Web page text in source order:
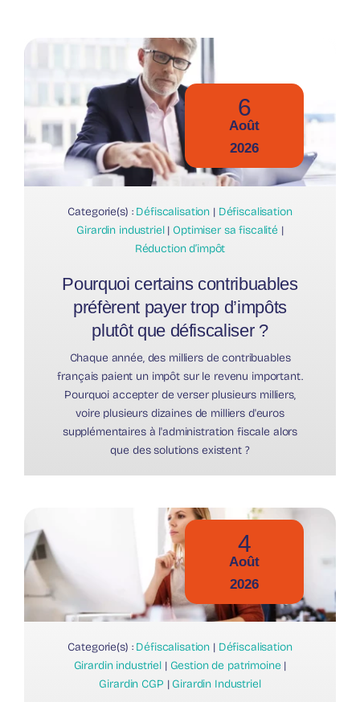
6
Août
2026
Categorie(s) : Défiscalisation | Défiscalisation
Girardin industriel| Optimiser sa fiscalité |
Réduction d’impôt
Pourquoi certains contribuables
préfèrent payer trop d’impôts
plutôt que défiscaliser ?
Chaque année, des milliers de contribuables
français paient un impôt sur le revenu important.
Pourquoi accepter de verser plusieurs milliers,
voire plusieurs dizaines de milliers d'euros
supplémentaires à l'administration fiscale alors
que des solutions existent ?
4
Août
2026
Categorie(s) : Défiscalisation | Défiscalisation
Girardin industriel| Gestion de patrimoine |
Girardin CGP | Girardin Industriel